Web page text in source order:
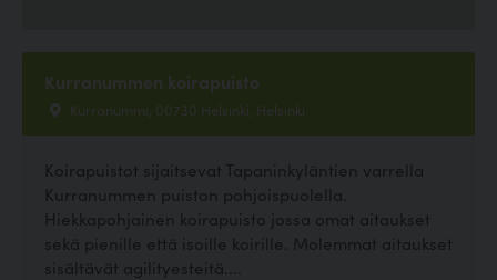
Kurranummen koirapuisto
Kurranummi, 00730 Helsinki, Helsinki
Koirapuistot sijaitsevat Tapaninkyläntien varrella
Kurranummen puiston pohjoispuolella.
Hiekkapohjainen koirapuisto jossa omat aitaukset
sekä pienille että isoille koirille. Molemmat aitaukset
sisältävät agilityesteitä....